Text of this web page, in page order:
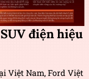
điện hiệu
Việt Nam, Ford Việt